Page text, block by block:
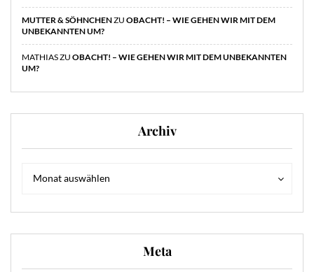
MUTTER & SÖHNCHENZU OBACHT! – WIE GEHEN WIR MIT DEM
UNBEKANNTEN UM?
MATHIASZU OBACHT! – WIE GEHEN WIR MIT DEM UNBEKANNTEN
UM?
Archiv
Monat auswählen
Meta